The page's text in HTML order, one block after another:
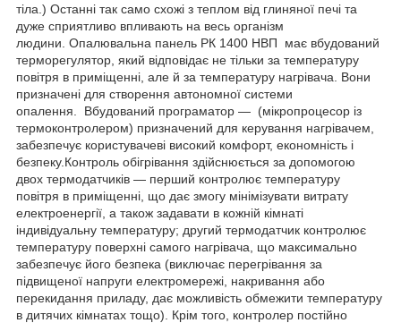
тіла.) Останні так само схожі з теплом від глиняної печі та
дуже сприятливо впливають на весь організм
людини. Опалювальна панель РК 1400 НВП має вбудований
терморегулятор, який відповідає не тільки за температуру
повітря в приміщенні, але й за температуру нагрівача. Вони
призначені для створення автономної системи
опалення. Вбудований програматор — (мікропроцесор із
термоконтролером) призначений для керування нагрівачем,
забезпечує користувачеві високий комфорт, економність і
безпеку.Контроль обігрівання здійснюється за допомогою
двох термодатчиків — перший контролює температуру
повітря в приміщенні, що дає змогу мінімізувати витрату
електроенергії, а також задавати в кожній кімнаті
індивідуальну температуру; другий термодатчик контролює
температуру поверхні самого нагрівача, що максимально
забезпечує його безпека (виключає перегрівання за
підвищеної напруги електромережі, накривання або
перекидання приладу, дає можливість обмежити температуру
в дитячих кімнатах тощо). Крім того, контролер постійно